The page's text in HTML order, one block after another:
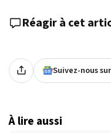
Réagir à cet
Suivez-nous
À lire aussi